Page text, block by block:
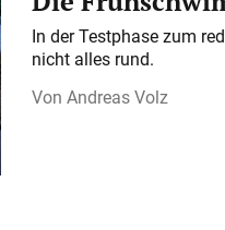
In der Testphase zum
nicht alles rund.
Andreas Volz